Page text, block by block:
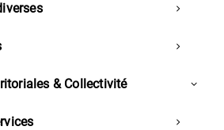
& Collectivité
Nets de taxes
un devis